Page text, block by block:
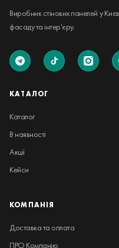
Виробник стінових панелей у
фасаду та інтер'єру.
КАТАЛОГ
Каталог
В наявності
Акції
Кейси
КОМПАНІЯ
Доставка та оплата
ПРО Компанію